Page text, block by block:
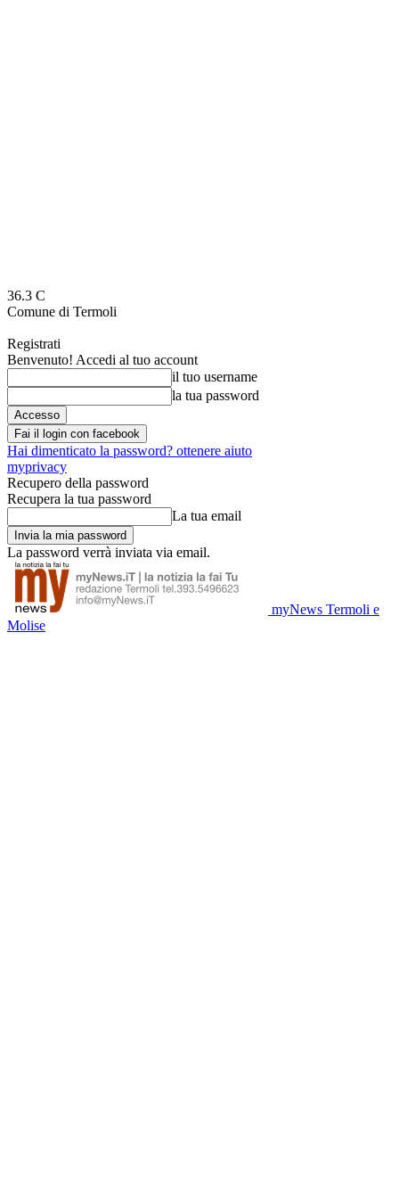
36.3 C
Comune di Termoli
Registrati
Benvenuto! Accedi al tuo account
il tuo username
la tua password
Fai il login con facebook
Hai dimenticato la password? ottenere aiuto
myprivacy
Recupero della password
Recupera la tua password
La tua email
La password verrà inviata via email.
myNews Termoli e
Molise